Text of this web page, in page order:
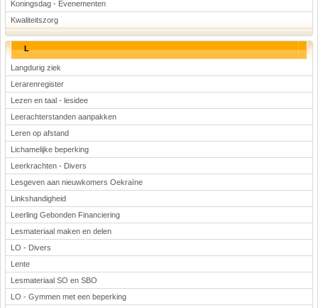
Koningsdag - Evenementen
Kwaliteitszorg
L
Langdurig ziek
Lerarenregister
Lezen en taal - lesidee
Leerachterstanden aanpakken
Leren op afstand
Lichamelijke beperking
Leerkrachten - Divers
Lesgeven aan nieuwkomers Oekraïne
Linkshandigheid
Leerling Gebonden Financiering
Lesmateriaal maken en delen
LO - Divers
Lente
Lesmateriaal SO en SBO
LO - Gymmen met een beperking